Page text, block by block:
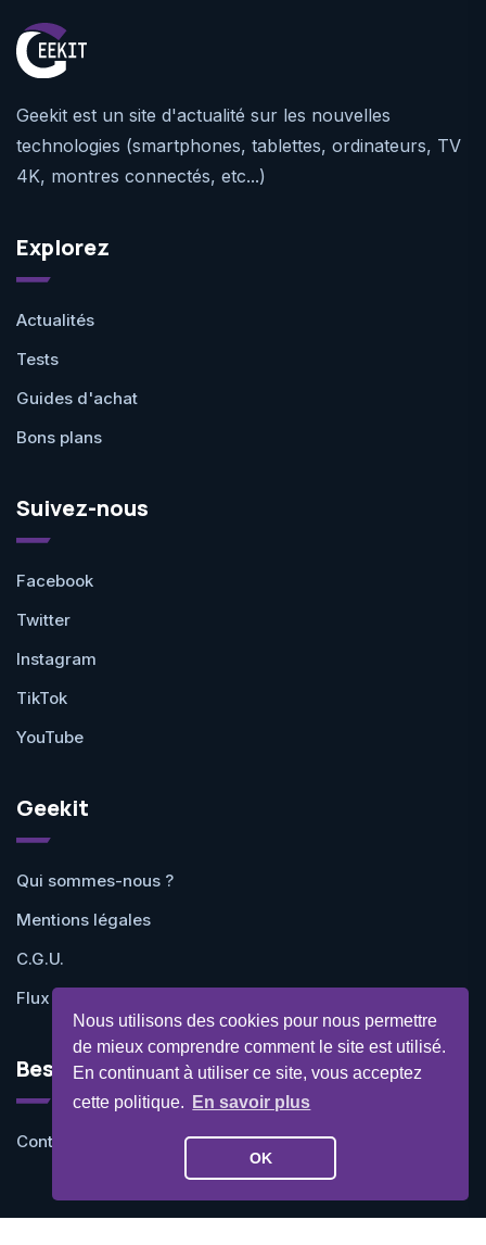
Nous utilisons des cookies pour nous permettre
de mieux comprendre comment le site est utilisé.
En continuant à utiliser ce site, vous acceptez
cette politique.
En savoir plus
OK
Geekit est un site d'actualité sur les nouvelles
technologies (smartphones, tablettes, ordinateurs, TV
4K, montres connectés, etc...)
Explorez
Actualités
Tests
Guides d'achat
Bons plans
Suivez-nous
Facebook
Twitter
Instagram
TikTok
YouTube
Geekit
Qui sommes-nous ?
Mentions légales
C.G.U.
Flux RSS
Besoin d'aide ?
Contactez-nous